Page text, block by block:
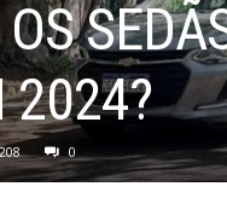
2024?
0